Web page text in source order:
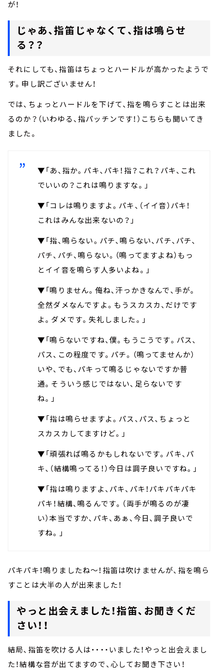
が！
じゃあ、指笛じゃなくて、指は鳴らせ
る？？
それにしても、指笛はちょっとハードルが高かったようで
す。申し訳ございません！
では、ちょっとハードルを下げて、指を鳴らすことは出来
るのか？（いわゆる、指パッチンです！）こちらも聞いてき
ました。
▼「あ、指か。パキ、パキ！指？これ？パキ、これ
でいいの？これは鳴りますな。」
▼「コレは鳴りますよ。パキ、（イイ音）パキ！
これはみんな出来ないの？」
▼「指、鳴らない。パチ、鳴らない、パチ、パチ、
パチ、パチ、鳴らない。（鳴ってますよね）もっ
とイイ音を鳴らす人多いよね。」
▼「鳴りません。俺ね、汗っかきなんで、手が。
全然ダメなんですよ。もうスカスカ、だけです
よ。ダメです。失礼しました。」
▼「鳴らないですね、僕。もうこうです。パス、
パス、この程度です。パチ。（鳴ってませんか）
いや、でも、パキって鳴るじゃないですか普
通。そういう感じではない、足らないです
ね。」
▼「指は鳴らせますよ。パス、パス、ちょっと
スカスカしてますけど。」
▼「頑張れば鳴るかもしれないです。パキ、パ
キ、（結構鳴ってる！）今日は調子良いですね。」
▼「指は鳴りますよ、パキ、パキ！パキパキパキ
パキ！結構、鳴るんです。（両手が鳴るのが凄
い）本当ですか、パキ、あぁ、今日、調子良いで
すね。」
パキパキ！鳴りましたね～！指笛は吹けませんが、指を鳴ら
すことは大半の人が出来ました！
やっと出会えました！指笛、お聞きくだ
さい！！
結局、指笛を吹ける人は・・・・いました！やっと出会えまし
た！結構な音が出てますので、心してお聞き下さい！